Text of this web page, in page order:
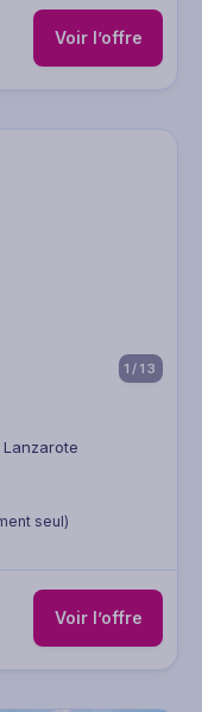
Voir l’offre
1/13
seul)
Voir l’offre